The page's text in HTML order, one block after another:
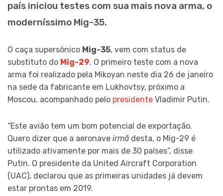
país iniciou testes com sua mais nova arma, o
moderníssimo Mig-35.
O caça supersônico Mig-35, vem com status de
substituto do Mig-29. O primeiro teste com a nova
arma foi realizado pela Mikoyan neste dia 26 de janeiro
na sede da fabricante em Lukhovtsy, próximo a
Moscou, acompanhado pelo presidente Vladimir Putin.
“Este avião tem um bom potencial de exportação.
Quero dizer que a aeronave irmã desta, o Mig-29 é
utilizado ativamente por mais de 30 países”, disse
Putin. O presidente da United Aircraft Corporation
(UAC), declarou que as primeiras unidades já devem
estar prontas em 2019.